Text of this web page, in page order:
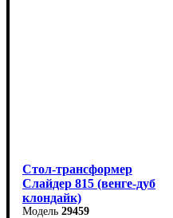
Стол-трансформер
Слайдер 815 (венге-дуб
клондайк)
29459